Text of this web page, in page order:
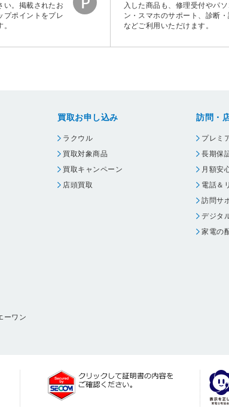
い。掲載されたお
プポイントをプレ
入した商品も、修理受付やパソ
ン・スマホのサポート、診断・
などご利用いただけます。
ーワン
買取お申し込み
ラクウル
買取対象商品
買取キャンペーン
店頭買取
訪問・
プレミ
長期保
月額安
電話＆
訪問サ
デジタ
家電の